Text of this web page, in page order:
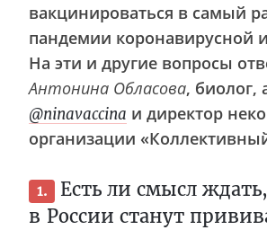
вакцинироваться в самый
пандемии коронавирусной
На эти и другие вопросы
Антонина Обласова, биолог,
@ninavaccina и директор
организации
1.
Есть ли смысл
в России станут